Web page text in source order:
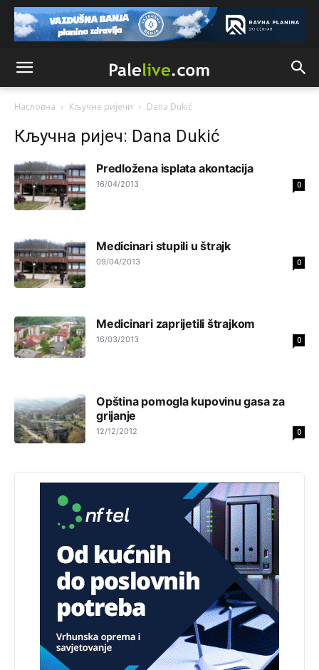
Насловна Кључне ријечи Dana Dukić
Кључна ријеч: Dana Dukić
Predložena isplata akontacija
16/04/2013 0
Medicinari stupili u štrajk
09/04/2013 0
Medicinari zaprijetili štrajkom
16/03/2013 0
Opština pomogla kupovinu gasa za
grijanje
12/12/2012 0
Анонимно2807441 10:21
Анонимно2807447 10:21
Откуд онолико увече арапа по Палама са комплет
накотило се
Анонимно2807447
Анонимно2806721 11:21
Kosovo je država a manji BH entitet pokrajina.Što se tiče
dolaze? Kurko
Анонимно2807791
Анонимно2807895 12:16
Dobro zboris 791,ovaj721 dok nije bilo interneta,samo
Анонимно2807895 12:18
Drzi pod kontrolom tri stvari jezik,karakter i
ponasanje...Uzivotu brani tri stvari:cast,prijatelja i
slabije.Iz zivota iskljuci tri stvari uvredu,neznanje i
dok si ziv gaji tri stvari dobrotu,pamet i
prijateljstvo!!
Анонимно2806721 12:39
791 BiH nije priznala Kosovo kao nezavisnu državu jer
genocidna tvorevina pravi smetnju a recimo Srbija je
davnopriznala.Nasvakom proizvodu iz Srbije stoji -
uvoznik za Kosovo